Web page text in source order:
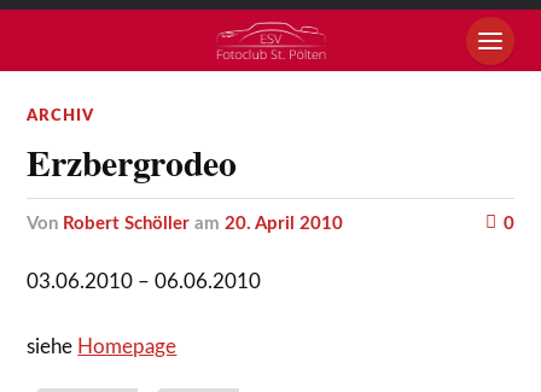
ARCHIV
Erzbergrodeo
von Robert Schöller am20. April 2010 0
03.06.2010 – 06.06.2010
siehe Homepage